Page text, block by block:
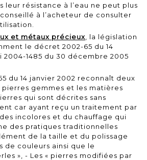
leur résistance à l’eau ne peut plus
à l’acheteur de consulter
et métaux précieux , la législation
le décret 2002-65 du 14
2004-1485 du 30 décembre 2005
du 14 janvier 2002 reconnaît deux
gemmes et les matières
qui sont décrites sans
car ayant reçu un traitement par
incolores et du chauffage qui
des pratiques traditionnelles
de la taille et du polissage
de couleurs ainsi que le
», - Les « pierres modifiées par